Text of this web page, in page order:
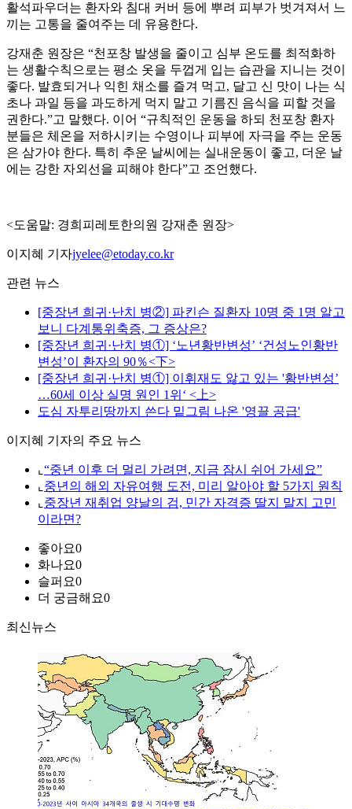
활석파우더는 환자와 침대 커버 등에 뿌려 피부가 벗겨져서 느
끼는 고통을 줄여주는 데 유용한다.
강재춘 원장은 “천포창 발생을 줄이고 심부 온도를 최적화하
는 생활수칙으로는 평소 옷을 두껍게 입는 습관을 지니는 것이
좋다. 발효되거나 익힌 채소를 즐겨 먹고, 달고 신 맛이 나는 식
초나 과일 등을 과도하게 먹지 말고 기름진 음식을 피할 것을
권한다.”고 말했다. 이어 “규칙적인 운동을 하되 천포창 환자
분들은 체온을 저하시키는 수영이나 피부에 자극을 주는 운동
은 삼가야 한다. 특히 추운 날씨에는 실내운동이 좋고, 더운 날
에는 강한 자외선을 피해야 한다”고 조언했다.
<도움말: 경희피레토한의원 강재춘 원장>
이지혜 기자jyelee@etoday.co.kr
관련 뉴스
[중장년 희귀·난치 병②] 파킨슨 질환자 10명 중 1명 알고
보니 다계통위축증, 그 증상은?
[중장년 희귀·난치 병①] ‘노년황반변성’ ‘건성노인황반
변성’이 환자의 90％<下>
[중장년 희귀·난치 병①] 이휘재도 앓고 있는 '황반변성’
…60세 이상 실명 원인 1위‘ <上>
도심 자투리땅까지 쓴다 밑그림 나온 '영끌 공급'
이지혜 기자의 주요 뉴스
⌞ “중년 이후 더 멀리 가려면, 지금 잠시 쉬어 가세요”
⌞ 중년의 해외 자유여행 도전, 미리 알아야 할 5가지 원칙
⌞ 중장년 재취업 양날의 검, 민간 자격증 딸지 말지 고민
이라면?
좋아요0
화나요0
슬퍼요0
더 궁금해요0
최신뉴스